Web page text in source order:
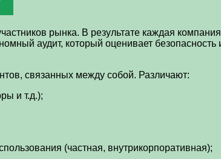
рынка. В результате каждая
аудит, который оценивает
связанных между собой. Различают:
и т.д.);
(частная, внутрикорпоративная);